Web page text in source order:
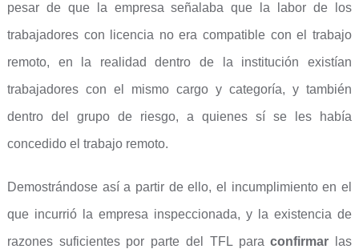
pesar de que la empresa señalaba que la labor de los
trabajadores con licencia no era compatible con el trabajo
remoto, en la realidad dentro de la institución existían
trabajadores con el mismo cargo y categoría, y también
dentro del grupo de riesgo, a quienes sí se les había
concedido el trabajo remoto.
Demostrándose así a partir de ello, el incumplimiento en el
que incurrió la empresa inspeccionada, y la existencia de
razones suficientes por parte del TFL paraconfirmar
las